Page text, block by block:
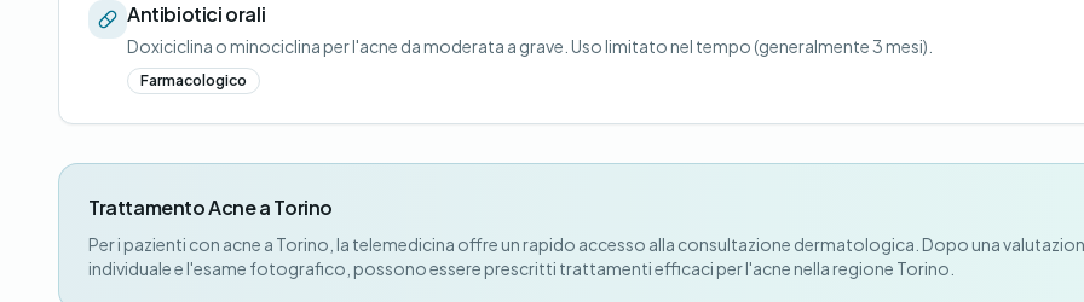
Antibiotici orali
Doxiciclina o minociclina per l'acne da moderata a grave. Uso limitato nel tempo (generalmente 3 mesi).
Farmacologico
Trattamento Acne a Torino
Per i pazienti con acne a Torino, la telemedicina offre un rapido accesso alla consultazione dermatologica. Dopo una
individuale e l'esame fotografico, possono essere prescritti trattamenti efficaci per l'acne nella regione Torino.